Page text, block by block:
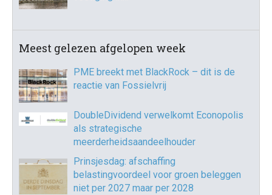
Meest gelezen afgelopen week
PME breekt met BlackRock – dit is de
reactie van Fossielvrij
DoubleDividend verwelkomt Econopolis
als strategische
meerderheidsaandeelhouder
Prinsjesdag: afschaffing
belastingvoordeel voor groen beleggen
niet per 2027 maar per 2028